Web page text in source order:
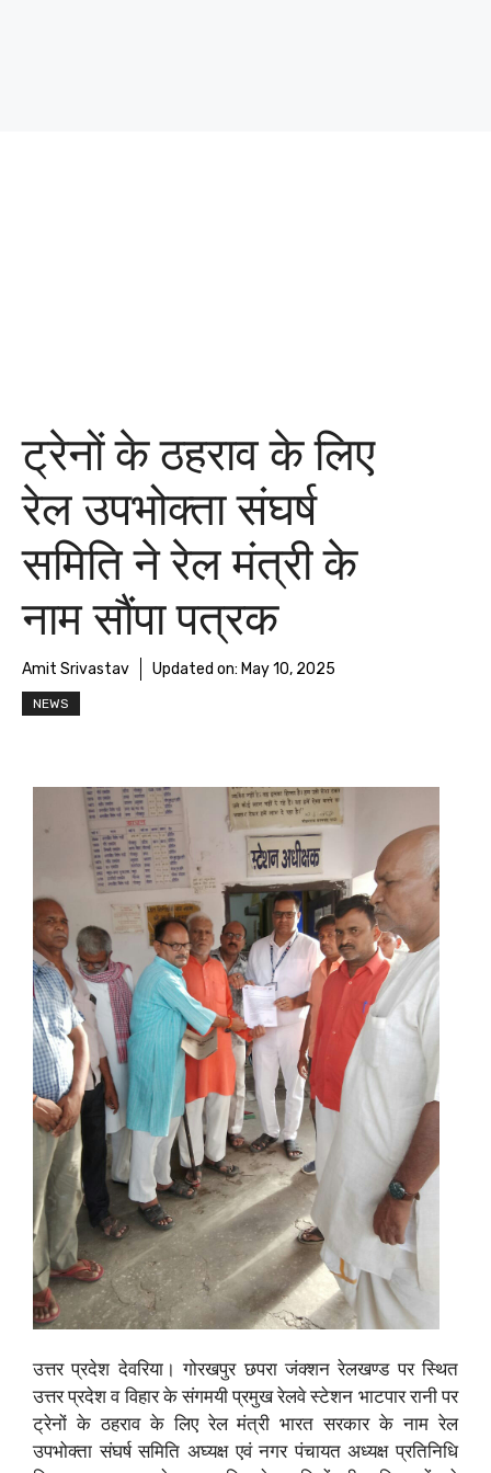
ट्रेनों के ठहराव के लिए
रेल उपभोक्ता संघर्ष
समिति ने रेल मंत्री के
नाम सौंपा पत्रक
Amit Srivastav Updated on: May 10, 2025
NEWS
उत्तर प्रदेश देवरिया। गोरखपुर छपरा जंक्शन रेलखण्ड पर स्थित
उत्तर प्रदेश व विहार के संगमयी प्रमुख रेलवे स्टेशन भाटपार रानी पर
ट्रेनों के ठहराव के लिए रेल मंत्री भारत सरकार के नाम रेल
उपभोक्ता संघर्ष समिति अघ्यक्ष एवं नगर पंचायत अध्यक्ष प्रतिनिधि